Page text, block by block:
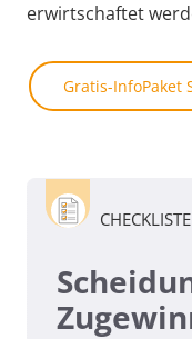
erwirtschaftet
Gratis-InfoPaket
CHECKLISTE